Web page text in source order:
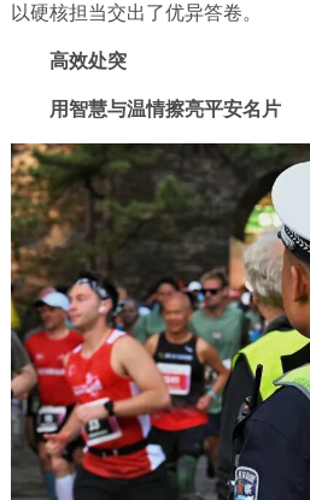
以硬核担当交出了优异答卷。
高效处突
用智慧与温情擦亮平安名片